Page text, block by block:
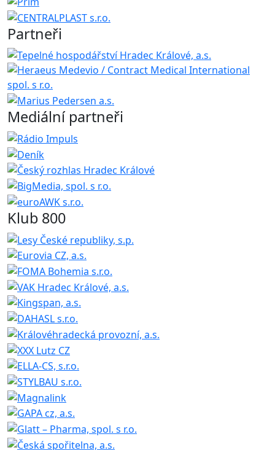
Partneři
Mediální partneři
Klub 800